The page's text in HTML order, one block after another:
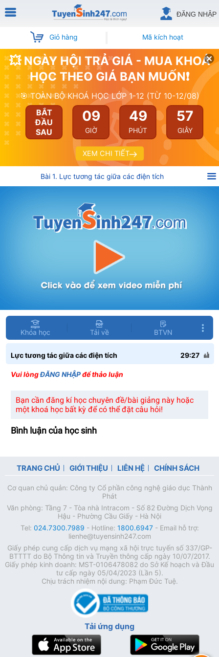
ĐĂNG NHẬP
Giỏ hàng Mã kích hoạt
💥 NGÀY HỘI TRẢ GIÁ - MUA KHOÁ
HỌC THEO GIÁ BẠN MUỐN❗
🎯 TOÀN BỘ KHOÁ HỌC LỚP 1-12 (TỪ 10-12/08)
BẮT
ĐẦU
SAU
09
GIỜ
49
PHÚT
57
GIÂY
XEM CHI TIẾT
Bài 1. Lực tương tác giữa các điện tích
Khóa học Tải về BTVN
Lực tương tác giữa các điện tích 29:27
Vui lòngĐĂNG NHẬPđể thảo luận
Bạn cần đăng kí học chuyên đề/bài giảng này hoặc
một khoá học bất kỳ để có thể đặt câu hỏi!
Bình luận của học sinh
TRANG CHỦ GIỚI THIỆU LIÊN HỆ CHÍNH SÁCH
Cơ quan chủ quản: Công ty Cổ phần công nghệ giáo dục Thành
Phát
Văn phòng: Tầng 7 - Tòa nhà Intracom - Số 82 Đường Dịch Vọng
Hậu - Phường Cầu Giấy - Hà Nội
Tel: 024.7300.7989 - Hotline: 1800.6947- Email hỗ trợ:
lienhe@tuyensinh247.com
Giấy phép cung cấp dịch vụ mạng xã hội trực tuyến số 337/GP-
BTTTT do Bộ Thông tin và Truyền thông cấp ngày 10/07/2017.
Giấy phép kinh doanh: MST-0106478082 do Sở Kế hoạch và Đầu
tư cấp ngày 05/04/2023 (Lần 5).
Chịu trách nhiệm nội dung: Phạm Đức Tuệ.
Tải ứng dụng